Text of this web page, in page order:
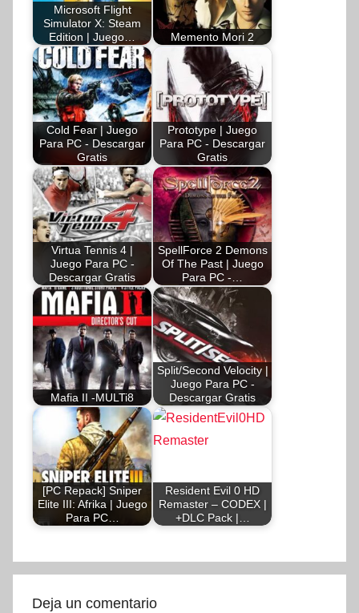
Microsoft Flight
Simulator X: Steam
Edition | Juego…
Memento Mori 2
Cold Fear | Juego
Para PC - Descargar
Gratis
Prototype | Juego
Para PC - Descargar
Gratis
Virtua Tennis 4 |
Juego Para PC -
Descargar Gratis
SpellForce 2 Demons
Of The Past | Juego
Para PC -…
Mafia II -MULTi8
Split/Second Velocity |
Juego Para PC -
Descargar Gratis
[PC Repack] Sniper
Elite III: Afrika | Juego
Para PC…
Resident Evil 0 HD
Remaster – CODEX |
+DLC Pack |…
Deja un comentario